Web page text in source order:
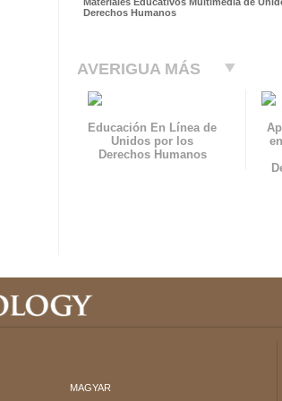
Derechos Humanos
AVERIGUA MÁS
Educación En Línea de
Unidos por los
Derechos Humanos
MAGYAR